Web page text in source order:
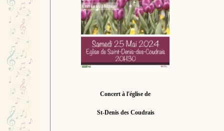
Concert à l'église de
St-Denis des Coudrais